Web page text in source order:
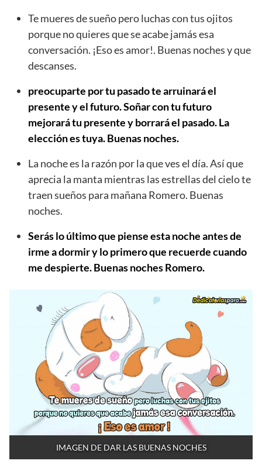
Te mueres de sueño pero luchas con tus ojitos
porque no quieres que se acabe jamás esa
conversación. ¡Eso es amor!. Buenas noches y que
descanses.
preocuparte por tu pasado te arruinará el
presente y el futuro. Soñar con tu futuro
mejorará tu presente y borrará el pasado. La
elección es tuya. Buenas noches.
La noche es la razón por la que ves el día. Así que
aprecia la manta mientras las estrellas del cielo te
traen sueños para mañana Romero. Buenas
noches.
Serás lo último que piense esta noche antes de
irme a dormir y lo primero que recuerde cuando
me despierte. Buenas noches Romero.
IMAGEN DE DAR LAS BUENAS NOCHES